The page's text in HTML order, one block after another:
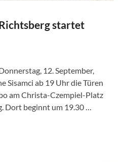
startet
12. September,
Sisamci ab 19 Uhr die Türen
am Christa-Czempiel-Platz
Dort beginnt um 19.30 …